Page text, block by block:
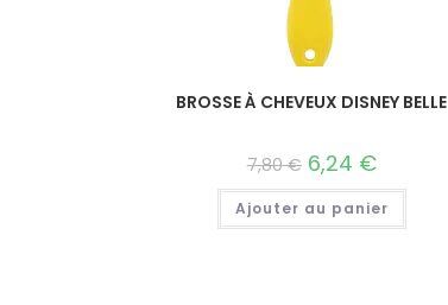
BROSSE À CHEVEUX DISNEY BELLE
7,80€ 6,24 €
Ajouter au panier